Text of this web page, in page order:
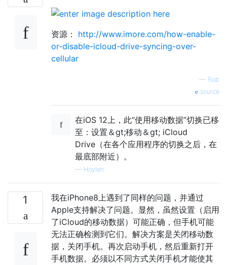
资源： http://www.imore.com/how-enable-
or-disable-icloud-drive-syncing-over-
cellular
— Rob
source
在iOS 12上，此“使用移动数据”切换已移
至：设置＆gt;移动＆gt; iCloud
Drive（在各个应用程序的切换之后，在
最底部附近）。
— Hoylen
1
我在iPhone8上遇到了同样的问题，并通过
Apple支持解决了问题。显然，虽然设置（启用
了iCloud的移动数据）可能正确，但手机可能
无法正确检测到它们。解决方案是关闭移动数
据，关闭手机。再次启动手机，然后重新打开
手机数据。必须以不同方式关闭手机才能使其